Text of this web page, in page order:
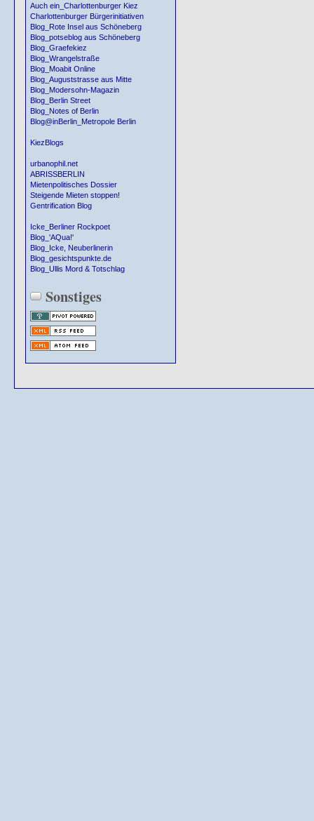
Auch ein_Charlottenburger Kiez
Charlottenburger Bürgerinitiativen
Blog_Rote Insel aus Schöneberg
Blog_potseblog aus Schöneberg
Blog_Graefekiez
Blog_Wrangelstraße
Blog_Moabit Online
Blog_Auguststrasse aus Mitte
Blog_Modersohn-Magazin
Blog_Berlin Street
Blog_Notes of Berlin
Blog@inBerlin_Metropole Berlin
KiezBlogs
urbanophil.net
ABRISSBERLIN
Mietenpolitisches Dossier
Steigende Mieten stoppen!
Gentrification Blog
Icke_Berliner Rockpoet
Blog_'AQua!'
Blog_Icke, Neuberlinerin
Blog_gesichtspunkte.de
Blog_Ullis Mord & Totschlag
Sonstiges